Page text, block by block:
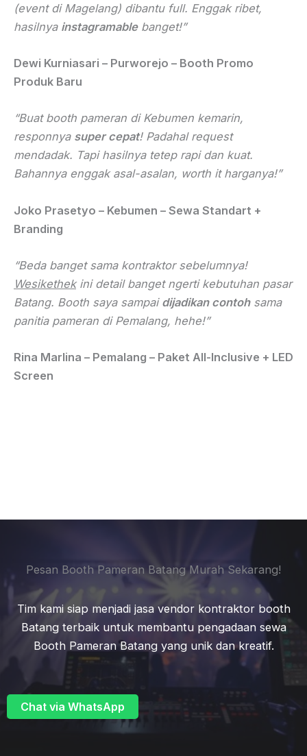
(event di Magelang) dibantu full. Enggak ribet,
hasilnya instagramablebanget!”
Dewi Kurniasari – Purworejo – Booth Promo
Produk Baru
“Buat booth pameran di Kebumen kemarin,
responnya super cepat! Padahal request
mendadak. Tapi hasilnya tetep rapi dan kuat.
Bahannya enggak asal-asalan, worth it harganya!”
Joko Prasetyo – Kebumen – Sewa Standart +
Branding
“Beda banget sama kontraktor sebelumnya!
Wesikethekini detail banget ngerti kebutuhan pasar
Batang. Booth saya sampai dijadikan contohsama
panitia pameran di Pemalang, hehe!”
Rina Marlina – Pemalang – Paket All-Inclusive + LED
Screen
Pesan Booth Pameran Batang Murah Sekarang!
Tim kami siap menjadi jasa vendor kontraktor booth
Batang terbaik untuk membantu pengadaan sewa
Booth Pameran Batang yang unik dan kreatif.
Chat via WhatsApp